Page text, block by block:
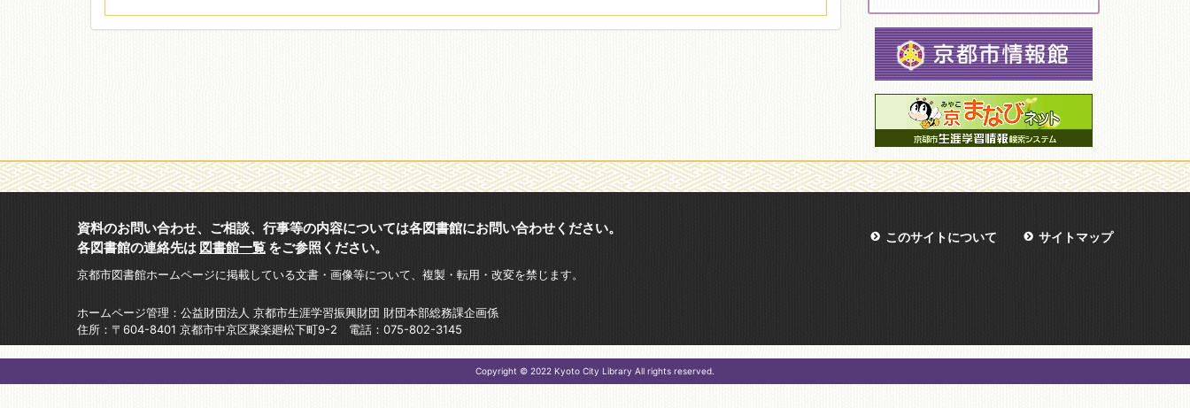
このサイトについて サイトマップ
資料のお問い合わせ、ご相談、行事等の内容については各図書館にお問い合わせください。
各図書館の連絡先は 図書館一覧 をご参照ください。
京都市図書館ホームページに掲載している文書・画像等について、複製・転用・改変を禁じます。
ホームページ管理：公益財団法人 京都市生涯学習振興財団 財団本部総務課企画係
住所：〒604-8401 京都市中京区聚楽廻松下町9-2 電話：075-802-3145
Copyright © 2022 Kyoto City Library All rights reserved.